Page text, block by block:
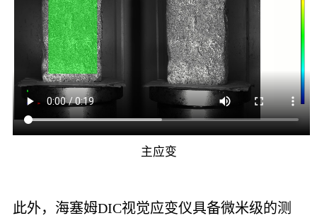
主应变
此外，海塞姆DIC视觉应变仪具备微米级的测